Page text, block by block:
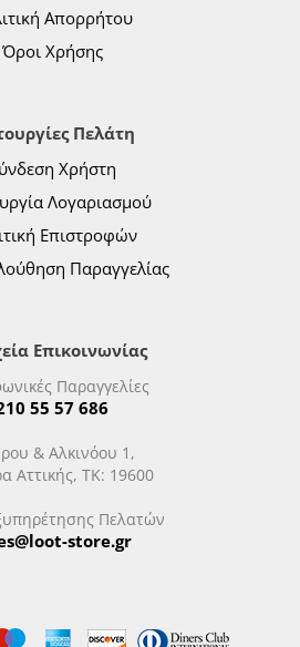
Απορρήτου
Όροι Χρήσης
Πελάτη
Χρήστη
Λογαριασμού
Επιστροφών
Παραγγελίας
Επικοινωνίας
Παραγγελίες
55 57 686
& Αλκινόου 1,
Αττικής, ΤΚ: 19600
Πελατών
store.gr